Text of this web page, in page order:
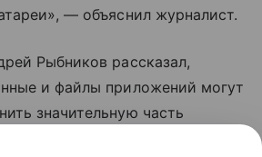
— объяснил журналист.
Рыбников рассказал,
и файлы приложений могут
значительную часть